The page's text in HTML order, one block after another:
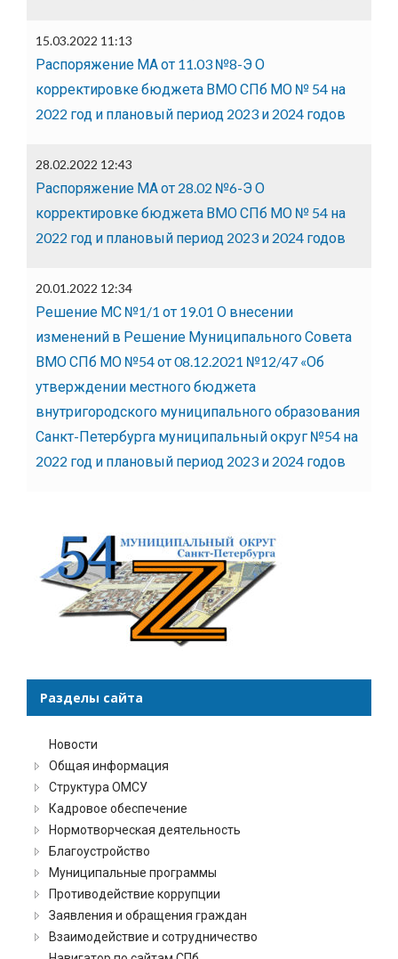
15.03.2022 11:13
Распоряжение МА от 11.03 №8-Э О
корректировке бюджета ВМО СПб МО № 54 на
2022 год и плановый период 2023 и 2024 годов
28.02.2022 12:43
Распоряжение МА от 28.02 №6-Э О
корректировке бюджета ВМО СПб МО № 54 на
2022 год и плановый период 2023 и 2024 годов
20.01.2022 12:34
Решение МС №1/1 от 19.01 О внесении
изменений в Решение Муниципального Совета
ВМО СПб МО №54 от 08.12.2021 №12/47 «Об
утверждении местного бюджета
внутригородского муниципального образования
Санкт-Петербурга муниципальный округ №54 на
2022 год и плановый период 2023 и 2024 годов
Разделы сайта
Новости
Общая информация
Структура ОМСУ
Кадровое обеспечение
Нормотворческая деятельность
Благоустройство
Муниципальные программы
Противодействие коррупции
Заявления и обращения граждан
Взаимодействие и сотрудничество